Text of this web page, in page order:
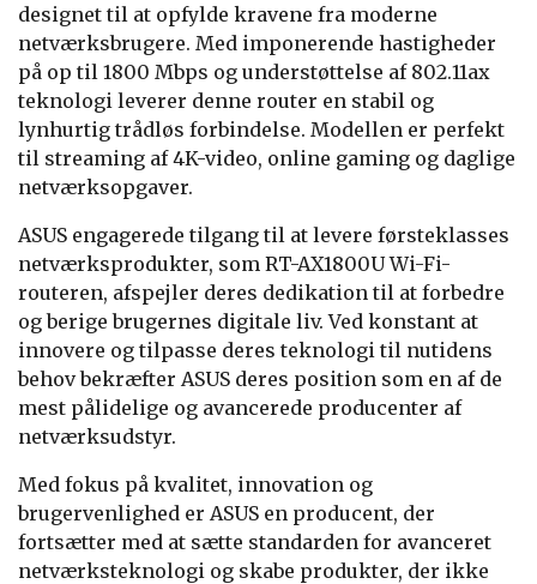
designet til at opfylde kravene fra moderne
netværksbrugere. Med imponerende hastigheder
på op til 1800 Mbps og understøttelse af 802.11ax
teknologi leverer denne router en stabil og
lynhurtig trådløs forbindelse. Modellen er perfekt
til streaming af 4K-video, online gaming og daglige
netværksopgaver.
ASUS engagerede tilgang til at levere førsteklasses
netværksprodukter, som RT-AX1800U Wi-Fi-
routeren, afspejler deres dedikation til at forbedre
og berige brugernes digitale liv. Ved konstant at
innovere og tilpasse deres teknologi til nutidens
behov bekræfter ASUS deres position som en af ​​de
mest pålidelige og avancerede producenter af
netværksudstyr.
Med fokus på kvalitet, innovation og
brugervenlighed er ASUS en producent, der
fortsætter med at sætte standarden for avanceret
netværksteknologi og skabe produkter, der ikke